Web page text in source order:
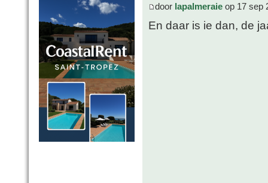
door lapalmeraie op 17 sep
En daar is ie dan, de